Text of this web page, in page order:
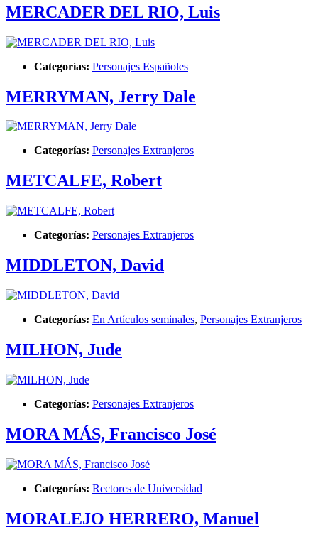
MERCADER DEL RIO, Luis
Categorías: Personajes Españoles
MERRYMAN, Jerry Dale
Categorías: Personajes Extranjeros
METCALFE, Robert
Categorías: Personajes Extranjeros
MIDDLETON, David
Categorías: En Artículos seminales, Personajes Extranjeros
MILHON, Jude
Categorías: Personajes Extranjeros
MORA MÁS, Francisco José
Categorías: Rectores de Universidad
MORALEJO HERRERO, Manuel